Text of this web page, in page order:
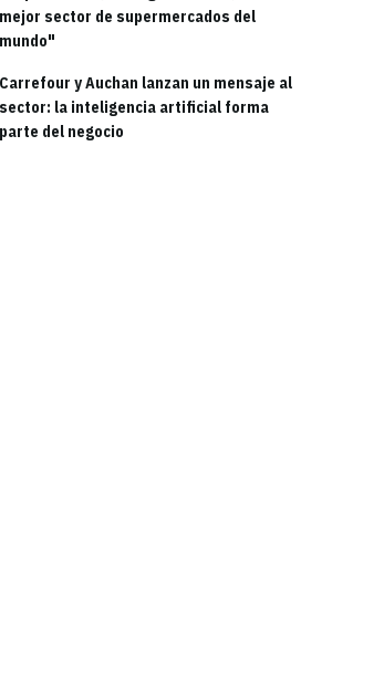
mejor sector de supermercados del
mundo"
Carrefour y Auchan lanzan un mensaje al
sector: la inteligencia artificial forma
parte del negocio